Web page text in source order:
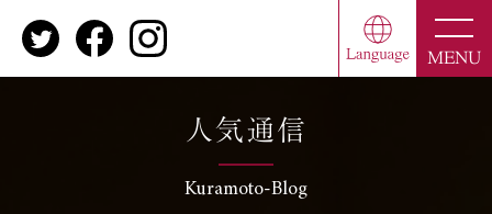
MENU
人気通信
Kuramoto-Blog